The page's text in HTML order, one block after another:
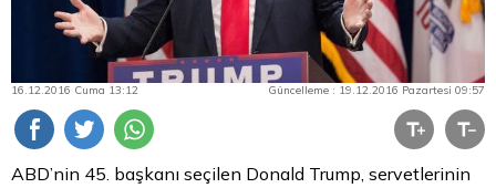
16.12.2016 Cuma 13:12 Güncelleme : 19.12.2016 Pazartesi 09:57
ABD’nin 45. başkanı seçilen Donald Trump, servetlerinin